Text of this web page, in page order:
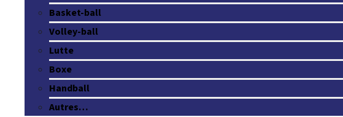
Basket-ball
Volley-ball
Lutte
Boxe
Handball
Autres…